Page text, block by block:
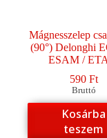
Mágnesszelep
(90°) Delonghi
ESAM /
590 Ft
Bruttó
Kosárba
teszem